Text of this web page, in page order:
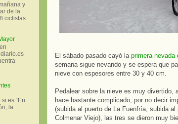
El sábado pasado cayó la primera nevada
semana sigue nevando y se espera que
nieve con espesores entre 30 y 40 cm.
Pedalear sobre la nieve es muy
hace bastante complicado, por no decir
(subida al puerto de La Fuenfría, subida
Colmenar Viejo), las tres se dieron muy
y
de la
ciclistas
es “En
la